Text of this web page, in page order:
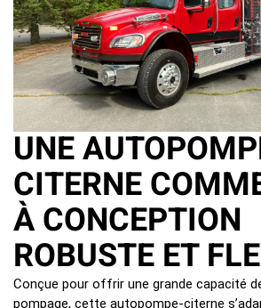
UNE
CITERNE
À CONCEPTION
ROBUSTE ET
Conçue pour offrir une grande capacité
pompage, cette autopompe-citerne